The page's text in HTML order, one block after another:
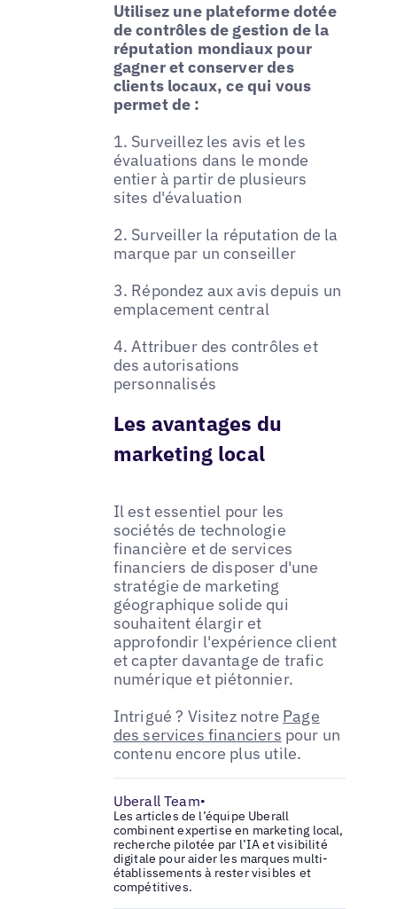
Utilisez une plateforme dotée
de contrôles de gestion de la
réputation mondiaux pour
gagner et conserver des
clients locaux, ce qui vous
permet de :
1. Surveillez les avis et les
évaluations dans le monde
entier à partir de plusieurs
sites d'évaluation
2. Surveiller la réputation de la
marque par un conseiller
3. Répondez aux avis depuis un
emplacement central
4. Attribuer des contrôles et
des autorisations
personnalisés
Les avantages du
marketing local
Il est essentiel pour les
sociétés de technologie
financière et de services
financiers de disposer d'une
stratégie de marketing
géographique solide qui
souhaitent élargir et
approfondir l'expérience client
et capter davantage de trafic
numérique et piétonnier.
Intrigué ? Visitez notre Page
des services financiers pour un
contenu encore plus utile.
Uberall Team•
Les articles de l’équipe Uberall
combinent expertise en marketing local,
recherche pilotée par l’IA et visibilité
digitale pour aider les marques multi-
établissements à rester visibles et
compétitives.